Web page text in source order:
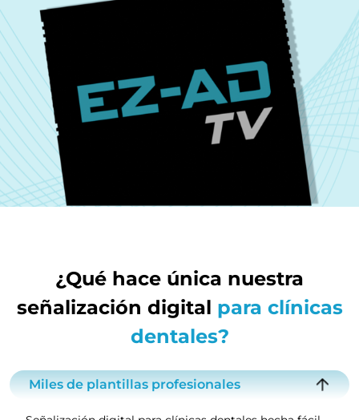
¿Qué hace única nuestra
señalización digital para clínicas
dentales?
Miles de plantillas profesionales